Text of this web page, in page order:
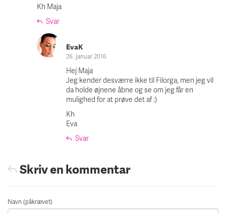
Kh Maja
Svar
EvaK
26. januar 2016
Hej Maja
Jeg kender desværre ikke til Filorga, men jeg vil
da holde øjnene åbne og se om jeg får en
mulighed for at prøve det af :)
Kh
Eva
Svar
Skriv en kommentar
Navn (påkrævet)